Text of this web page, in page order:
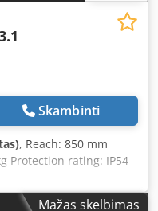
Skambinti
, Reach: 850 mm
Protection rating: IP54
- Robot arm -
PRICE PER UNIT Year:
Mažas skelbimas